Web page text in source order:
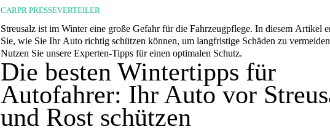
CARPR PRESSEVERTEILER
Streusalz ist im Winter eine große Gefahr für die Fahrzeugpflege. In diesem Artikel
Sie, wie Sie Ihr Auto richtig schützen können, um langfristige Schäden zu
Nutzen Sie unsere Experten-Tipps für einen optimalen Schutz.
Die besten Wintertipps für
Autofahrer: Ihr Auto vor
und Rost schützen